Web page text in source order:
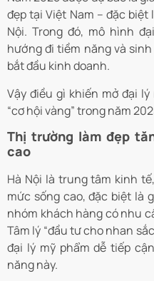
đẹp tại Việt Nam – đặc
Nội. Trong đó, mô hình
hướng đi tiềm năng và
bắt đầu kinh doanh.
Vậy điều gì khiến mở đại
“cơ hội vàng” trong năm
Thị trường làm đẹp
cao
Hà Nội là trung tâm kinh
mức sống cao, đặc biệt là
nhóm khách hàng có nhu
Tâm lý “đầu tư cho nhan
đại lý mỹ phẩm dễ tiếp
năng này.